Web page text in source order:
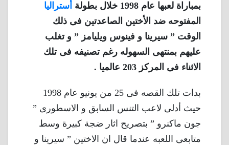
بمباراة لعبها عام 1998 خلال بطولة
أستراليا
المفتوحه ضد الأختين الصاعدتين فى ذلك
الوقت ” سيرينا و فينوس ويليامز ” و تغلب
عليهم بمنتهى السهوله رغم تصنيفه فى تلك
الاثناء فى المركز 203 عالميا .
بدات تلك القصه فى 25 من يونيو عام 1998
حيث أدلى لاعب التنس السابق و الاسطورى ”
جون ماكنرو ” بتصريح اثار ضجة كبيرة وسط
متابعى اللعبه عندما قال ان الاختين ” سيرينا و